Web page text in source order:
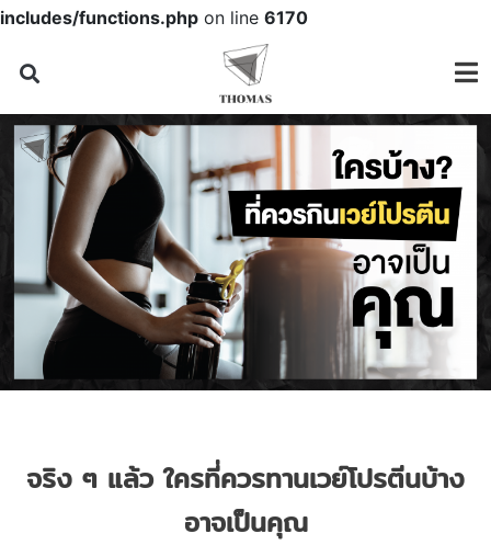
includes/functions.php on line 6170
จริง ๆ แล้ว ใครที่ควรทานเวย์โปรตีนบ้าง
อาจเป็นคุณ